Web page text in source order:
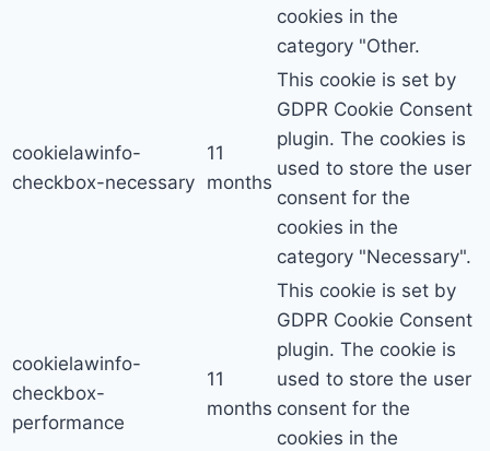
cookies in the
category "Other.
cookielawinfo-
checkbox-necessary
11
months
This cookie is set by
GDPR Cookie Consent
plugin. The cookies is
used to store the user
consent for the
cookies in the
category "Necessary".
cookielawinfo-
checkbox-
performance
11
months
This cookie is set by
GDPR Cookie Consent
plugin. The cookie is
used to store the user
consent for the
cookies in the